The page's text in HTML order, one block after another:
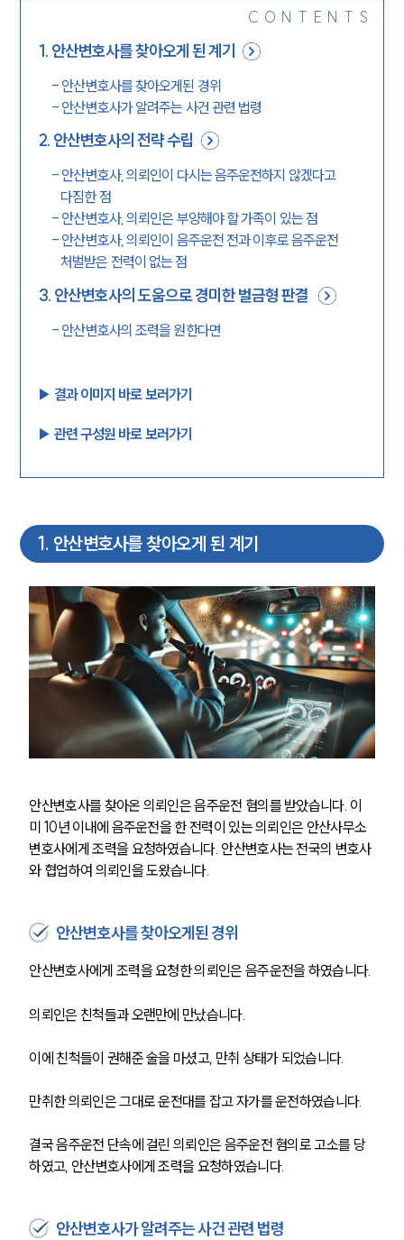
CONTENTS
1. 안산변호사를 찾아오게 된 계기
- 안산변호사를 찾아오게된 경위
- 안산변호사가 알려주는 사건 관련 법령
2. 안산변호사의 전략 수립
- 안산변호사, 의뢰인이 다시는 음주운전하지 않겠다고
다짐한 점
- 안산변호사, 의뢰인은 부양해야 할 가족이 있는 점
- 안산변호사, 의뢰인이 음주운전 전과 이후로 음주운전
처벌받은 전력이 없는 점
3. 안산변호사의 도움으로 경미한 벌금형 판결
- 안산변호사의 조력을 원한다면
▶︎ 결과 이미지 바로 보러가기
▶︎ 관련 구성원 바로 보러가기
1. 안산변호사를 찾아오게 된 계기
안산변호사를 찾아온 의뢰인은 음주운전 혐의를 받았습니다. 이
미 10년 이내에 음주운전을 한 전력이 있는 의뢰인은 안산사무소
변호사에게 조력을 요청하였습니다. 안산변호사는 전국의 변호사
와 협업하여 의뢰인을 도왔습니다.
안산변호사를 찾아오게된 경위
안산변호사에게 조력을 요청한 의뢰인은 음주운전을 하였습니다.
의뢰인은 친척들과 오랜만에 만났습니다.
이에 친척들이 권해준 술을 마셨고, 만취 상태가 되었습니다.
만취한 의뢰인은 그대로 운전대를 잡고 자가를 운전하였습니다.
결국 음주운전 단속에 걸린 의뢰인은 음주운전 혐의로 고소를 당
하였고, 안산변호사에게 조력을 요청하였습니다.
안산변호사가 알려주는 사건 관련 법령